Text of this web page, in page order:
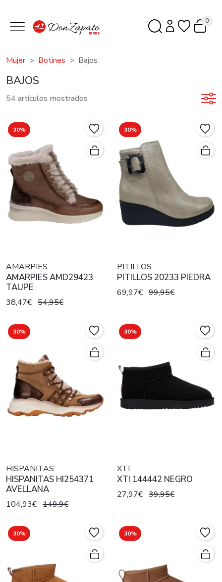
0
Mujer Botines Bajos
BAJOS
54 artículos mostrados
30%
AMARPIES
AMARPIES AMD29423
TAUPE
38,47€ 54,95€
30%
PITILLOS
PITILLOS 20233 PIEDRA
69,97€ 99,95€
30%
HISPANITAS
HISPANITAS HI254371
AVELLANA
104,93€ 149,9€
30%
XTI
XTI 144442 NEGRO
27,97€ 39,95€
30% 30%